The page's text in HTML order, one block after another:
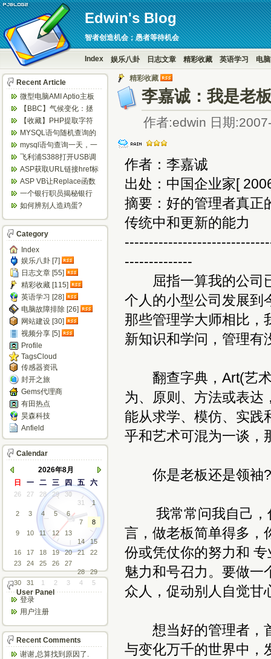
Edwin's Blog
智者创造机会；愚者等待机会
Index 娱乐八卦 日志文章 精彩收藏 英语学习 电
精彩收藏
李嘉诚：我是老
作者:edwin 日期
作者：李嘉诚
出处：中国企业家[
摘要：好的管理者真正
传统中和更新的能力
--------------
屈指一算我的公司
个人的小型公司发展到
那些管理学大师相比，
新知识和学问，管理有
翻查字典，Art(艺术)
为、原则、方法或表达
能从求学、模仿、实践
乎和艺术可混为一谈，
你是老板还是领袖?
我常常问我自己，你
言，做老板简单得多，
份或凭仗你的努力和
魅力和号召力。要做一
众人，促动别人自觉甘
想当好的管理者，首
与变化万千的世界中，
Recent Article
微型电脑AMI Aptio主板
BIOS设置定时开机...
【BBC】气候变化：拯
救地球，6个你意想不到
的方法...
【收藏】PHP提取字符
串中的数字
MYSQL语句随机查询的
实现方法
mysql语句查询一天，一
周等隔日数据
飞利浦S388打开USB调
试方法
ASP获取URL链接href标
签的值
ASP VB让Replace函数
替换不区分大小写 ...
一个银行职员揭秘银行
闹钱荒内幕
如何辨别人造鸡蛋?
Category
Index
娱乐八卦 [7]
日志文章 [55]
精彩收藏 [115]
英语学习 [28]
电脑故障排除 [26]
网站建设 [30]
视频分享 [5]
Profile
TagsCloud
传感器资讯
封开之旅
Gems代理商
有田热点
昊森科技
Anfield
Calendar
2026年8月
日
一 二 三 四 五 六
26 27 28 29
30
31
1
2
3 4 5
6
7
8
9
10 11 12
13
14
15
16
17 18 19 20 21
22
23
24 25 26
27
28
29
30
31 1 2 3 4 5
User Panel
登录
用户注册
Recent Comments
谢谢,总算找到原因了.